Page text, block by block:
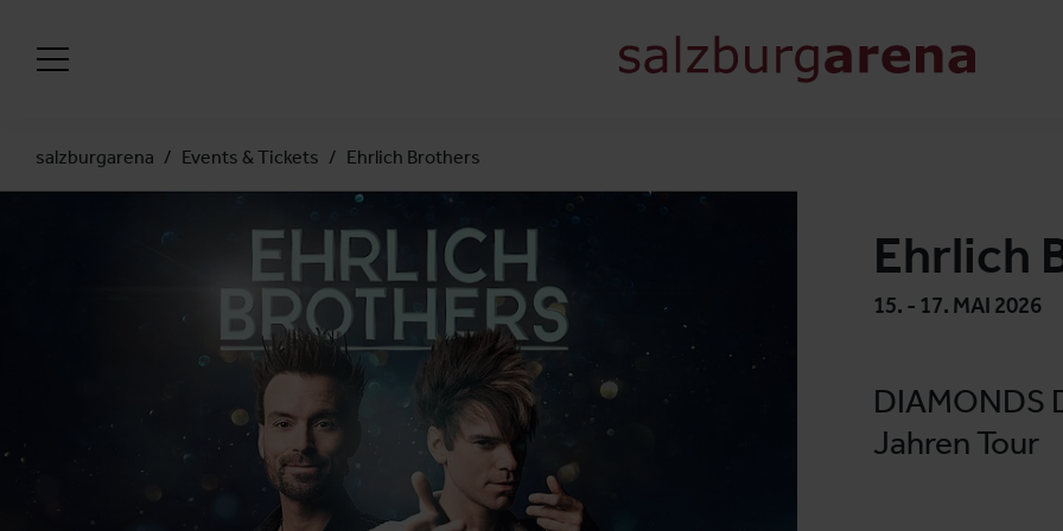
salzburgarena Events & Tickets Ehrlich Brothers
Ehrlich
15. - 17. MAI 2026
DIAMONDS
Jahren Tour